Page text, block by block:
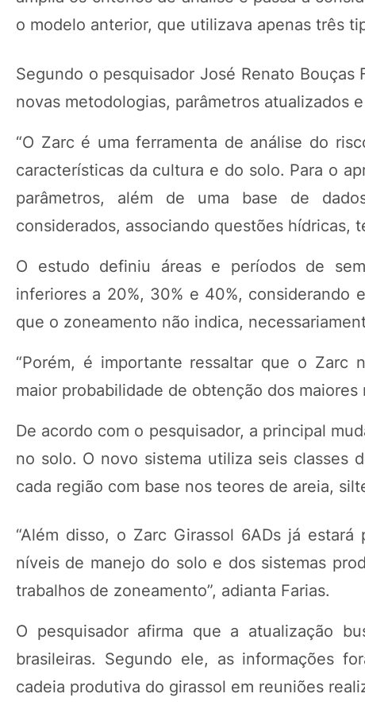
o modelo anterior, que utilizava apenas três
Segundo o pesquisador José Renato Bouças
novas metodologias, parâmetros atualizados
“O Zarc é uma ferramenta de análise do
características da cultura e do solo. Para o
parâmetros, além de uma base de
considerados, associando questões hídricas,
O estudo definiu áreas e períodos de
inferiores a 20%, 30% e 40%, considerando
que o zoneamento não indica,
“Porém, é importante ressaltar que o Zarc
maior probabilidade de obtenção dos
De acordo com o pesquisador, a principal
no solo. O novo sistema utiliza seis classes
cada região com base nos teores de areia,
“Além disso, o Zarc Girassol 6ADs já
níveis de manejo do solo e dos sistemas
trabalhos de zoneamento”, adianta Farias.
O pesquisador afirma que a atualização
brasileiras. Segundo ele, as informações
cadeia produtiva do girassol em reuniões